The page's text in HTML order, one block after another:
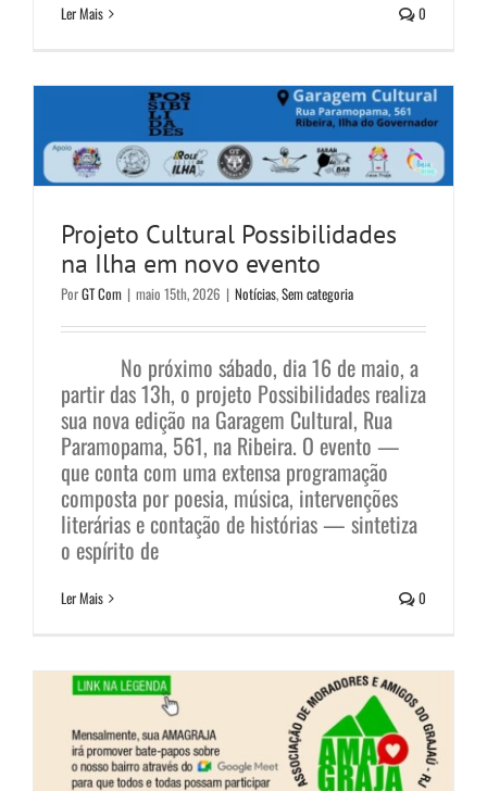
Ler Mais 0
Projeto Cultural Possibilidades na
Notícias Sem categoria
Projeto Cultural Possibilidades
na Ilha em novo evento
PorGT Com | maio 15th, 2026 | Notícias,Sem categoria
No próximo sábado, dia 16 de maio, a
partir das 13h, o projeto Possibilidades realiza
sua nova edição na Garagem Cultural, Rua
Paramopama, 561, na Ribeira. O evento —
que conta com uma extensa programação
composta por poesia, música, intervenções
literárias e contação de histórias — sintetiza
o espírito de
Ler Mais 0
Nota oficial e de repúdio da
Notícias Sem categoria